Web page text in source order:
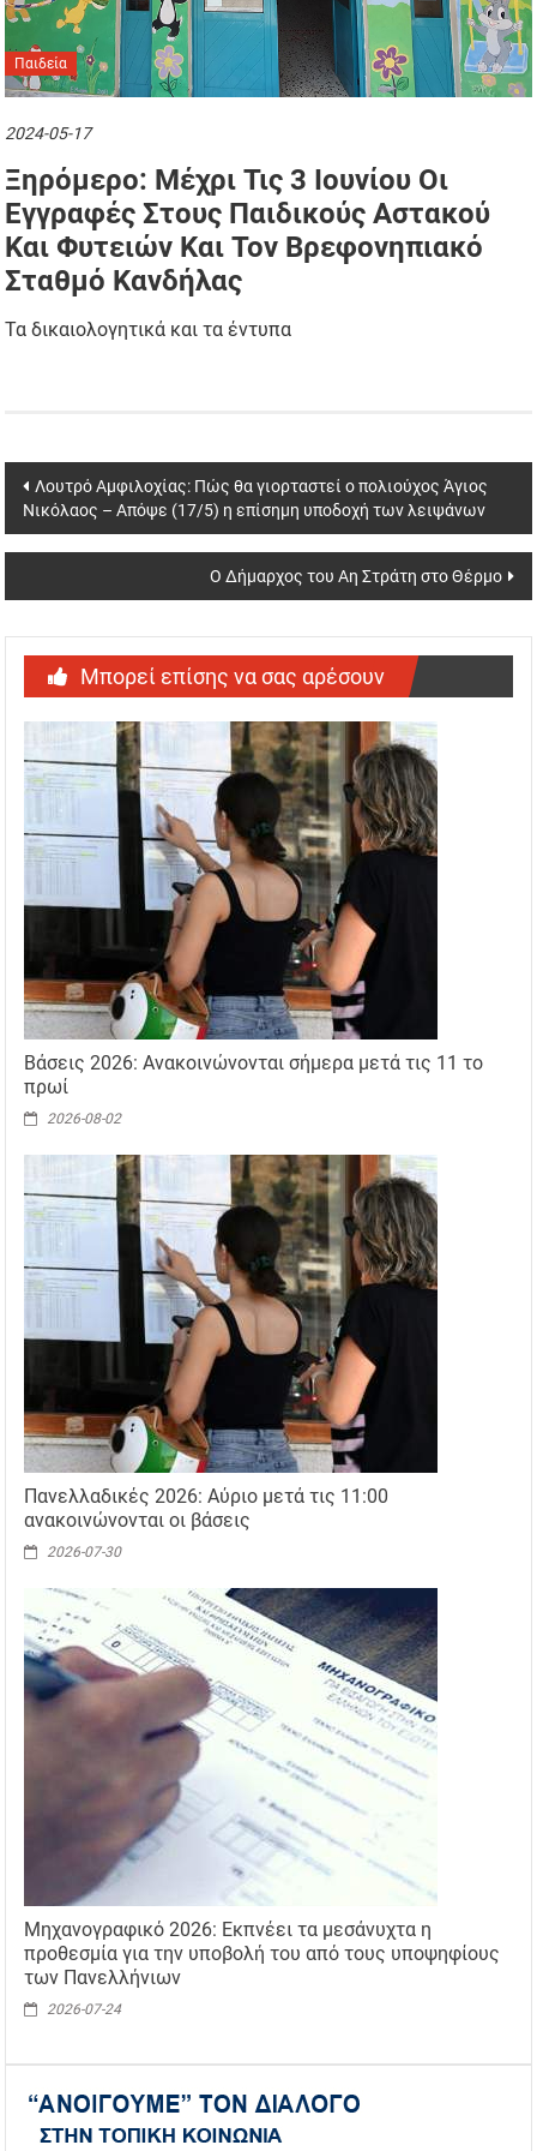
Παιδεία
2024-05-17
Ξηρόμερο: Μέχρι Τις 3 Ιουνίου Οι
Εγγραφές Στους Παιδικούς Αστακού
Και Φυτειών Και Τον Βρεφονηπιακό
Σταθμό Κανδήλας
Τα δικαιολογητικά και τα έντυπα
Post
navigation
Λουτρό Αμφιλοχίας: Πώς θα γιορταστεί ο πολιούχος Άγιος
Νικόλαος – Απόψε (17/5) η επίσημη υποδοχή των λειψάνων
Ο Δήμαρχος του Αη Στράτη στο Θέρμο
Μπορεί επίσης να σας αρέσουν
Βάσεις 2026: Ανακοινώνονται σήμερα μετά τις 11 το
πρωί
2026-08-02
Πανελλαδικές 2026: Αύριο μετά τις 11:00
ανακοινώνονται οι βάσεις
2026-07-30
Μηχανογραφικό 2026: Εκπνέει τα μεσάνυχτα η
προθεσμία για την υποβολή του από τους υποψηφίους
των Πανελλήνιων
2026-07-24